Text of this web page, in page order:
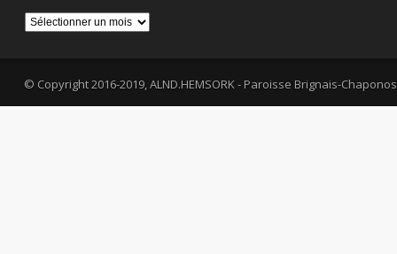
Archives
© Copyright 2016-2019, ALND.HEMSORK - Paroisse Brignais-